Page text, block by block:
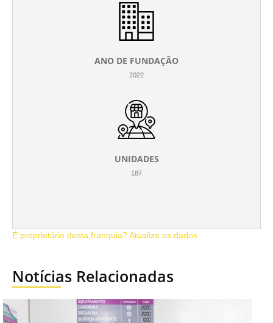
ANO DE FUNDAÇÃO
2022
UNIDADES
187
É proprietário desta franquia? Atualize os dados
Notícias Relacionadas